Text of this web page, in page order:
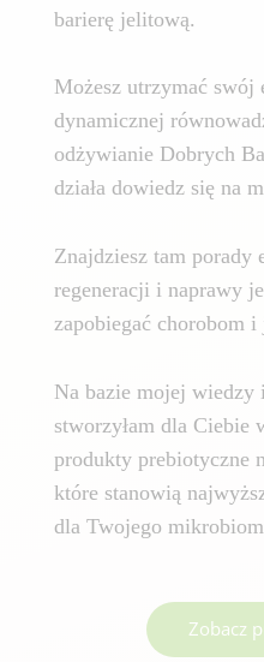
barierę jelitową.
Możesz utrzymać swój
dynamicznej
odżywianie Dobrych
działa dowiedz się na
Znajdziesz tam porady
regeneracji i naprawy
zapobiegać chorobom
Na bazie mojej wiedzy
stworzyłam dla Ciebie
produkty prebiotyczne
które stanowią
dla Twojego
Zobacz